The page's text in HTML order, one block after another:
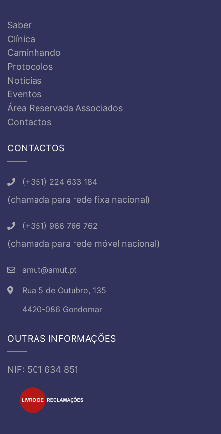
Saber
Clínica
Caminhando
Protocolos
Notícias
Eventos
Área Reservada Associados
Contactos
CONTACTOS
(+351) 224 633 184
(chamada para rede fixa nacional)
(+351) 966 766 762
(chamada para rede móvel nacional)
amut@amut.pt
Rua 5 de Outubro, 135
4420-086 Gondomar
OUTRAS INFORMAÇÕES
NIF: 501 634 851